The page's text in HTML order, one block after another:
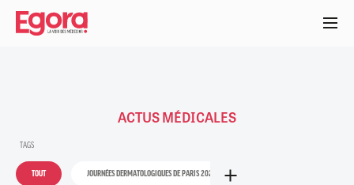
Aller
contenu
ACTUS MÉDICALES
TAGS
TOUT JOURNÉES DERMATOLOGIQUES DE PARIS 2025